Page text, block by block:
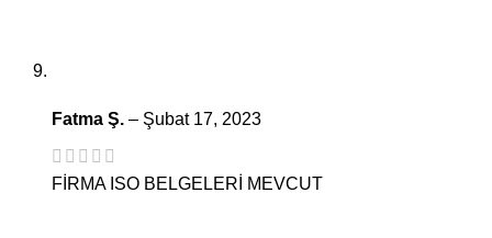
Fatma Ş. – Şubat 17, 2023
FİRMA ISO BELGELERİ MEVCUT